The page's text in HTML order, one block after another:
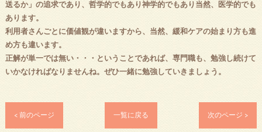
送るか」の追求であり、哲学的でもあり神学的でもあり当然、医学的でも
あります。
利用者さんごとに価値観が違いますから、当然、緩和ケアの始まり方も進
め方も違います。
正解が単一では無い・・・ということであれば、専門職も、勉強し続けて
いかなければなりませんね。ぜひ一緒に勉強していきましょう。
< 前のページ 一覧に戻る 次のページ >